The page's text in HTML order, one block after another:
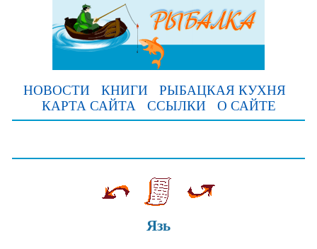
НОВОСТИ КНИГИ
РЫБАЦКАЯ КУХНЯ
КАРТА САЙТА
ССЫЛКИ О САЙТЕ
Язь